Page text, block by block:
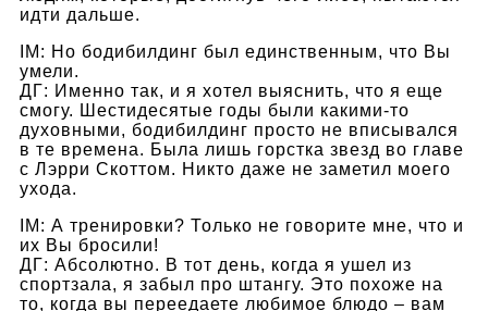
идти дальше.
IM: Но бодибилдинг был единственным, что Вы
умели.
ДГ: Именно так, и я хотел выяснить, что я еще
смогу. Шестидесятые годы были какими-то
духовными, бодибилдинг просто не вписывался
в те времена. Была лишь горстка звезд во главе
с Лэрри Скоттом. Никто даже не заметил моего
ухода.
IM: А тренировки? Только не говорите мне, что и
их Вы бросили!
ДГ: Абсолютно. В тот день, когда я ушел из
спортзала, я забыл про штангу. Это похоже на
то, когда вы переедаете любимое блюдо – вам